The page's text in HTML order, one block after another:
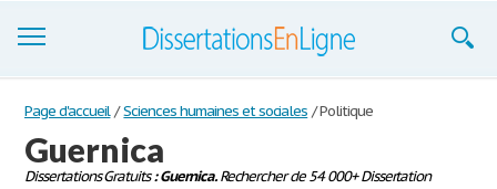
Dissertations
S'inscrire
Page d'accueil / Sciences humaines et sociales /Politique
Guernica
Dissertations Gratuits: Guernica.Rechercher de 54 000+ Dissertation